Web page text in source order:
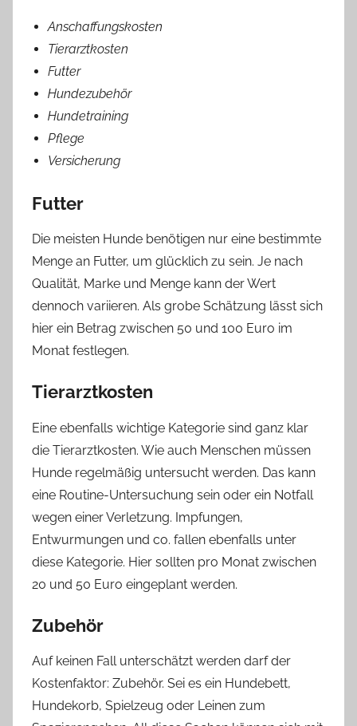
Anschaffungskosten
Tierarztkosten
Futter
Hundezubehör
Hundetraining
Pflege
Versicherung
Futter
Die meisten Hunde benötigen nur eine bestimmte
Menge an Futter, um glücklich zu sein. Je nach
Qualität, Marke und Menge kann der Wert
dennoch variieren. Als grobe Schätzung lässt sich
hier ein Betrag zwischen 50 und 100 Euro im
Monat festlegen.
Tierarztkosten
Eine ebenfalls wichtige Kategorie sind ganz klar
die Tierarztkosten. Wie auch Menschen müssen
Hunde regelmäßig untersucht werden. Das kann
eine Routine-Untersuchung sein oder ein Notfall
wegen einer Verletzung. Impfungen,
Entwurmungen und co. fallen ebenfalls unter
diese Kategorie. Hier sollten pro Monat zwischen
20 und 50 Euro eingeplant werden.
Zubehör
Auf keinen Fall unterschätzt werden darf der
Kostenfaktor: Zubehör. Sei es ein Hundebett,
Hundekorb, Spielzeug oder Leinen zum